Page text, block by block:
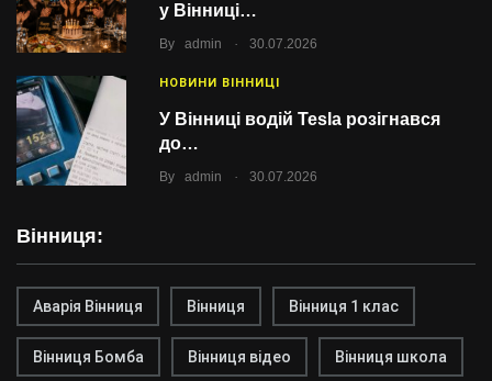
у Вінниці…
By admin . 30.07.2026
НОВИНИ ВІННИЦІ
У Вінниці водій Tesla розігнався
до…
By admin . 30.07.2026
Вінниця:
Аварія Вінниця Вінниця Вінниця 1 клас
Вінниця Бомба Вінниця відео Вінниця школа